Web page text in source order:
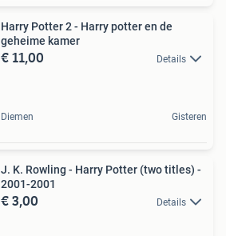
Harry Potter 2 - Harry potter en de
geheime kamer
€ 11,00 Details
Diemen Gisteren
J. K. Rowling - Harry Potter (two titles) -
2001-2001
€ 3,00 Details